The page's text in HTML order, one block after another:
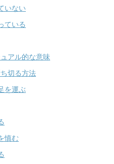
いない
ている
アル的な意味
切る方法
を運ぶ
慎む